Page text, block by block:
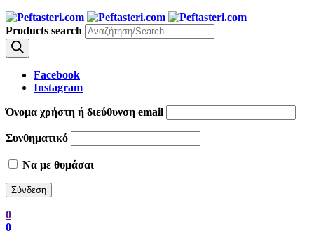
Products search
Facebook
Instagram
Όνομα χρήστη ή διεύθυνση email
Συνθηματικό
Να με θυμάσαι
0
0